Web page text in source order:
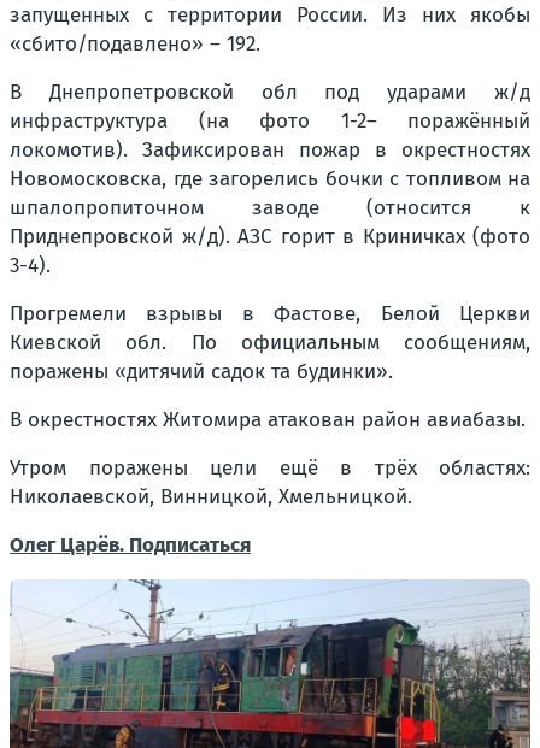
запущенных с территории России. Из них якобы
«сбито/подавлено» – 192.
В Днепропетровской обл под ударами ж/д
инфраструктура (на фото 1-2– поражённый
локомотив). Зафиксирован пожар в окрестностях
Новомосковска, где загорелись бочки с топливом на
шпалопропиточном заводе (относится к
Приднепровской ж/д). АЗС горит в Криничках (фото
3-4).
Прогремели взрывы в Фастове, Белой Церкви
Киевской обл. По официальным сообщениям,
поражены «дитячий садок та будинки».
В окрестностях Житомира атакован район авиабазы.
Утром поражены цели ещё в трёх областях:
Николаевской, Винницкой, Хмельницкой.
Олег Царёв. Подписаться